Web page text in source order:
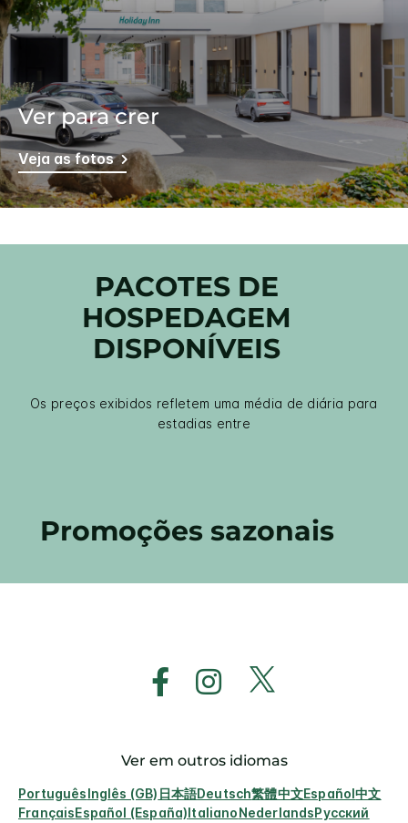
Ver para crer
Veja as fotos
PACOTES DE
HOSPEDAGEM
DISPONÍVEIS
Os preços exibidos refletem uma média de diária para
estadias entre
Promoções sazonais
Ver em outros idiomas
PortuguêsInglês (GB) 日本語Deutsch繁體中文Español中文
FrançaisEspañol (España)ItalianoNederlandsРусский